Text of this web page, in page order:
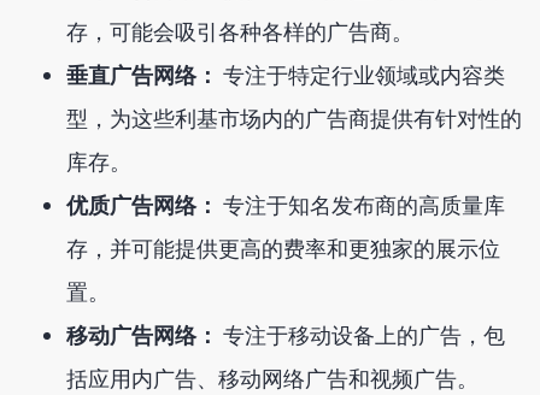
存，可能会吸引各种各样的广告商。
垂直广告网络： 专注于特定行业领域或内容类
型，为这些利基市场内的广告商提供有针对性的
库存。
优质广告网络： 专注于知名发布商的高质量库
存，并可能提供更高的费率和更独家的展示位
置。
移动广告网络： 专注于移动设备上的广告，包
括应用内广告、移动网络广告和视频广告。